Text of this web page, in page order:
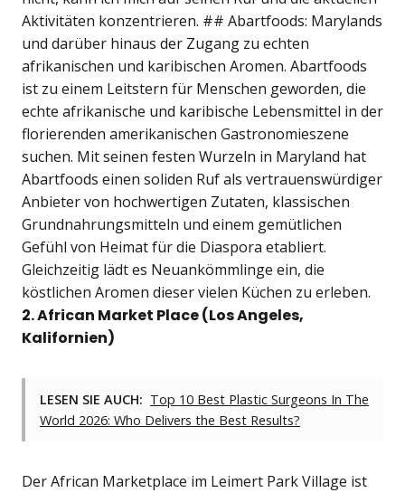
Aktivitäten konzentrieren. ## Abartfoods: Marylands
und darüber hinaus der Zugang zu echten
afrikanischen und karibischen Aromen. Abartfoods
ist zu einem Leitstern für Menschen geworden, die
echte afrikanische und karibische Lebensmittel in der
florierenden amerikanischen Gastronomieszene
suchen. Mit seinen festen Wurzeln in Maryland hat
Abartfoods einen soliden Ruf als vertrauenswürdiger
Anbieter von hochwertigen Zutaten, klassischen
Grundnahrungsmitteln und einem gemütlichen
Gefühl von Heimat für die Diaspora etabliert.
Gleichzeitig lädt es Neuankömmlinge ein, die
köstlichen Aromen dieser vielen Küchen zu erleben.
2. African Market Place (Los Angeles,
Kalifornien)
LESEN SIE AUCH: Top 10 Best Plastic Surgeons In The
World 2026: Who Delivers the Best Results?
Der African Marketplace im Leimert Park Village ist